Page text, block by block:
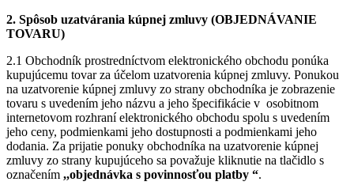
2. Spôsob uzatvárania kúpnej zmluvy (OBJEDNÁVANIE
TOVARU)
2.1 Obchodník prostredníctvom elektronického obchodu ponúka
kupujúcemu tovar za účelom uzatvorenia kúpnej zmluvy. Ponukou
na uzatvorenie kúpnej zmluvy zo strany obchodníka je zobrazenie
tovaru s uvedením jeho názvu a jeho špecifikácie v osobitnom
internetovom rozhraní elektronického obchodu spolu s uvedením
jeho ceny, podmienkami jeho dostupnosti a podmienkami jeho
dodania. Za prijatie ponuky obchodníka na uzatvorenie kúpnej
zmluvy zo strany kupujúceho sa považuje kliknutie na tlačidlo s
označením ,,objednávka s povinnosťou platby “.